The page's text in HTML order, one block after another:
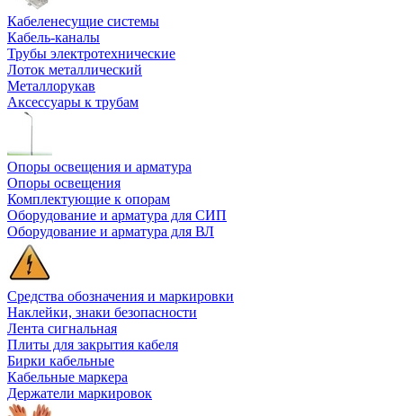
Кабеленесущие системы
Кабель-каналы
Трубы электротехнические
Лоток металлический
Металлорукав
Аксессуары к трубам
Опоры освещения и арматура
Опоры освещения
Комплектующие к опорам
Оборудование и арматура для СИП
Оборудование и арматура для ВЛ
Средства обозначения и маркировки
Наклейки, знаки безопасности
Лента сигнальная
Плиты для закрытия кабеля
Бирки кабельные
Кабельные маркера
Держатели маркировок